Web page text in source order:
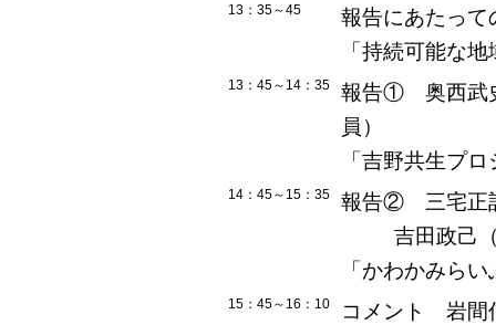
13：35～45
報告にあたって
「持続可能な
13：45～14：35
報告① 奥西武
員）
「吉野共生プ
14：45～15：35
報告② 三宅正
吉田政己
「かわかみら
15：45～16：10 コメント 岩間